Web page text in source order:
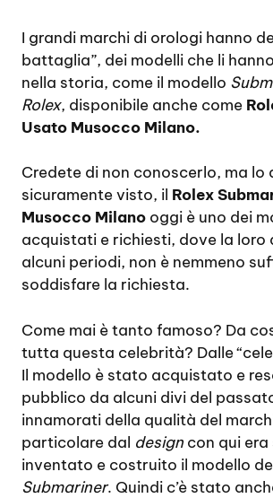
I grandi marchi di orologi hanno
battaglia”, dei modelli che li
nella storia, come il modello
Rolex, disponibile anche come
Usato Musocco Milano.
Credete di non conoscerlo, ma lo
sicuramente visto, il Rolex
Musocco Milano oggi è uno dei
acquistati e richiesti, dove la loro
alcuni periodi, non è nemmeno
soddisfare la richiesta.
Come mai è tanto famoso? Da
tutta questa celebrità? Dalle
Il modello è stato acquistato e
pubblico da alcuni divi del
innamorati della qualità del
particolare dal design con qui
inventato e costruito il modello
Submariner. Quindi c’è stato